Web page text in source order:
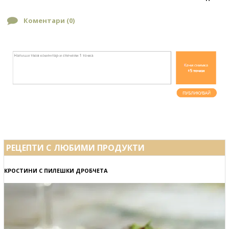
Коментари (0)
РЕЦЕПТИ С ЛЮБИМИ ПРОДУКТИ
КРОСТИНИ С ПИЛЕШКИ ДРОБЧЕТА